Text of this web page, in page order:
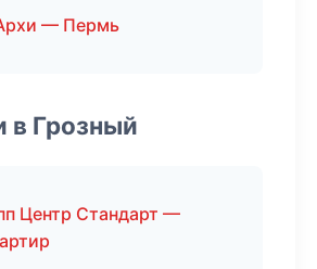
— Пермь
в Грозный
Центр Стандарт —